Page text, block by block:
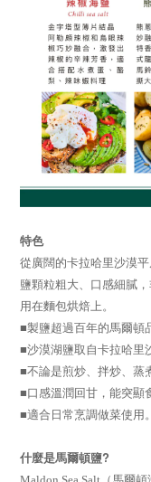
特色
從廣闊的卡拉哈里沙漠
鹽顆粒粗大、口感細膩
用在麵包烘焙上。
■製鹽超過百年的馬爾頓
■沙漠湖鹽取自卡拉哈里
■不論是煎炒、拌炒、蒸
■口感溫潤回甘，能突顯
■適合日常烹調做菜使用。
什麼是馬爾頓鹽?